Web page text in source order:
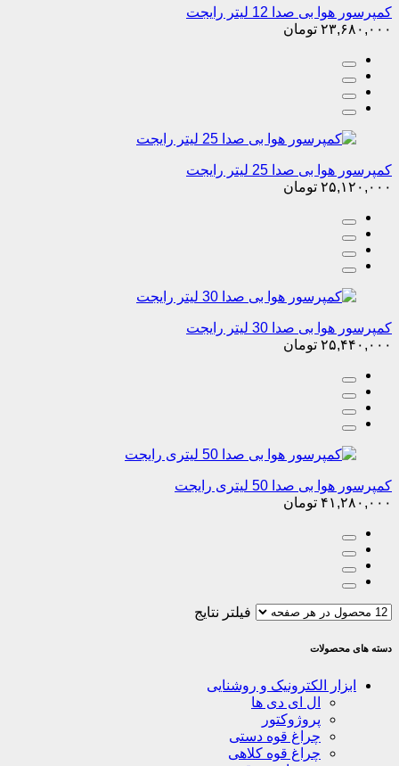
کمپرسور هوا بی صدا 12 لیتر رایجت
۲۳,۶۸۰,۰۰۰ تومان
کمپرسور هوا بی صدا 25 لیتر رایجت
۲۵,۱۲۰,۰۰۰ تومان
کمپرسور هوا بی صدا 30 لیتر رایجت
۲۵,۴۴۰,۰۰۰ تومان
کمپرسور هوا بی صدا 50 لیتری رایجت
۴۱,۲۸۰,۰۰۰ تومان
فیلتر نتایج
دسته های محصولات
ابزار الکترونیک و روشنایی
ال ای دی ها
پروژوکتور
چراغ قوه دستی
چراغ قوه کلاهی